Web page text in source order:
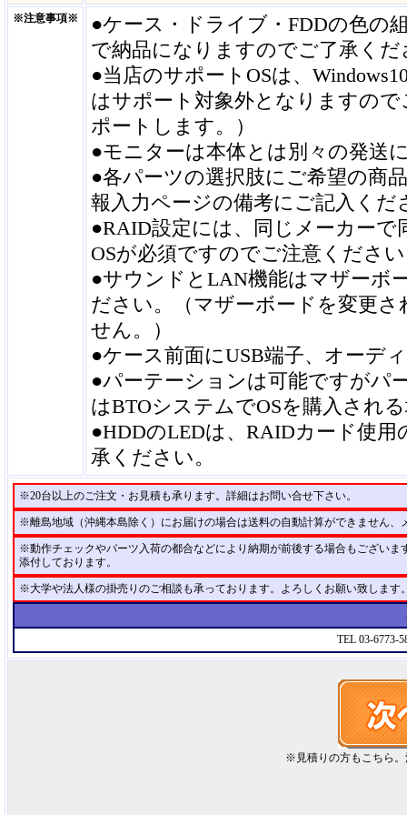
※注意事項※
●ケース・ドライブ・FDDの色の
で納品になりますのでご了承くだ
●当店のサポートOSは、
はサポート対象外となりますの
ポートします。）
●モニターは本体とは別々の発送
●各パーツの選択肢にご希望の商
報入力ページの備考にご記入くだ
●RAID設定には、同じメーカーで
OSが必須ですのでご注意くださ
●サウンドとLAN機能はマザーボ
ださい。（マザーボードを変更
せん。）
●ケース前面にUSB端子、オーデ
●パーテーションは可能ですがパ
はBTOシステムでOSを購入され
●HDDのLEDは、RAIDカード使
承ください。
※20台以上のご注文・お見積も承ります。詳細はお問い合せ下さい。
※離島地域（沖縄本島除く）にお届けの場合は送料の自動計算ができません、
※動作チェックやパーツ入荷の都合などにより納期が前後する場合もござい
添付しております。
※大学や法人様の掛売りのご相談も承っております。よろしくお願い致します
TEL 03-6773-
※見積りの方もこちら